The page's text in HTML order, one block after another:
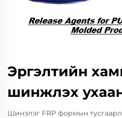
Эргэлтийн
шинжлэх
Шинэлэг FRP формын